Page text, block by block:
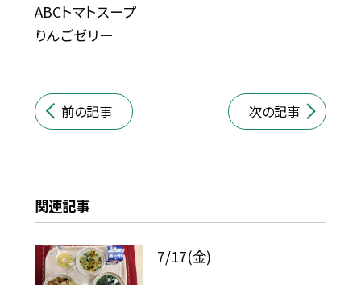
ABCトマトスープ
りんごゼリー
前の記事 次の記事
関連記事
7/17(金)